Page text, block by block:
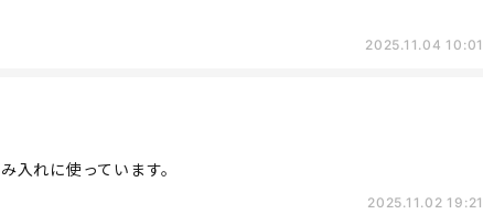
2025.11.04 10:01
入れに使っています。
2025.11.02 19:21